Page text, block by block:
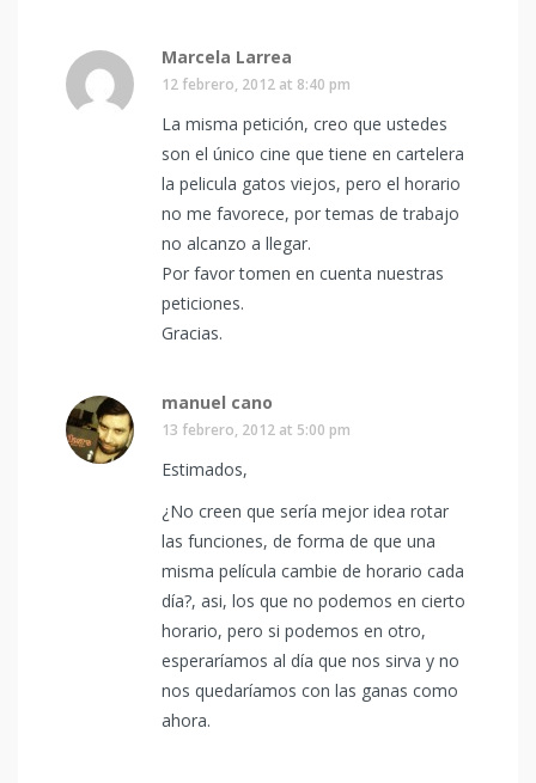
Marcela Larrea
12 febrero, 2012 at 8:40 pm
La misma petición, creo que ustedes
son el único cine que tiene en cartelera
la pelicula gatos viejos, pero el horario
no me favorece, por temas de trabajo
no alcanzo a llegar.
Por favor tomen en cuenta nuestras
peticiones.
Gracias.
manuel cano
13 febrero, 2012 at 5:00 pm
Estimados,
¿No creen que sería mejor idea rotar
las funciones, de forma de que una
misma película cambie de horario cada
día?, asi, los que no podemos en cierto
horario, pero si podemos en otro,
esperaríamos al día que nos sirva y no
nos quedaríamos con las ganas como
ahora.